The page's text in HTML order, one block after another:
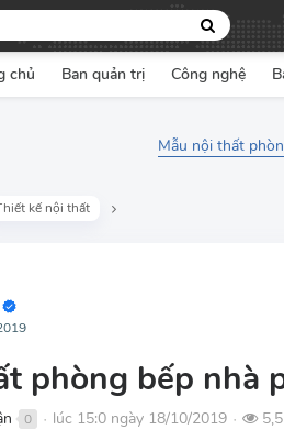
chủ Ban quản trị Công nghệ
Mẫu nội thất
kế nội thất
phòng bếp nhà
0 ● lúc 15:0 ngày 18/10/2019 ●